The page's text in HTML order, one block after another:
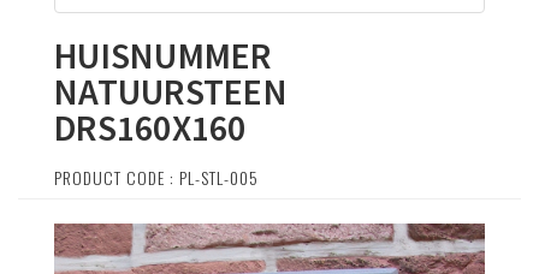
HUISNUMMER
NATUURSTEEN
DRS160X160
PRODUCT CODE : PL-STL-005